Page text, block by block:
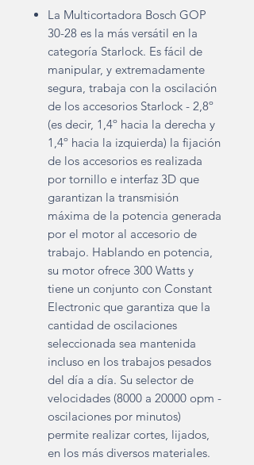
La Multicortadora Bosch GOP
30-28 es la más versátil en la
categoría Starlock. Es fácil de
manipular, y extremadamente
segura, trabaja con la oscilación
de los accesorios Starlock - 2,8º
(es decir, 1,4º hacia la derecha y
1,4º hacia la izquierda) la fijación
de los accesorios es realizada
por tornillo e interfaz 3D que
garantizan la transmisión
máxima de la potencia generada
por el motor al accesorio de
trabajo. Hablando en potencia,
su motor ofrece 300 Watts y
tiene un conjunto con Constant
Electronic que garantiza que la
cantidad de oscilaciones
seleccionada sea mantenida
incluso en los trabajos pesados
del día a día. Su selector de
velocidades (8000 a 20000 opm -
oscilaciones por minutos)
permite realizar cortes, lijados,
en los más diversos materiales.